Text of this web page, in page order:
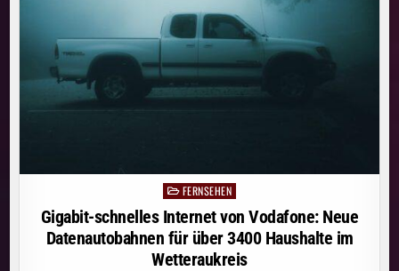
Posted
in
FERNSEHEN
Gigabit-schnelles Internet von Vodafone: Neue
Datenautobahnen für über 3400 Haushalte im
Wetteraukreis